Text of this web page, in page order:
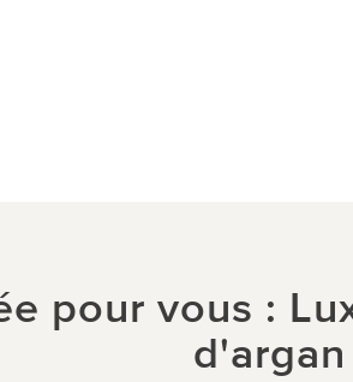
pour vous :
d'argan